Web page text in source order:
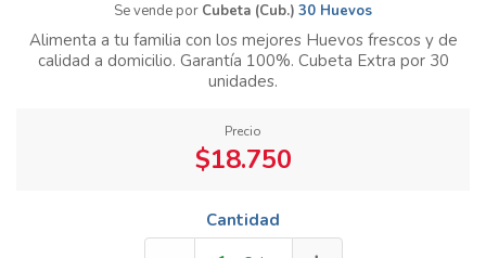
Se vende por Cubeta (Cub.) 30 Huevos
Alimenta a tu familia con los mejores Huevos frescos y de
calidad a domicilio. Garantía 100%. Cubeta Extra por 30
unidades.
Precio
$18.750
Cantidad